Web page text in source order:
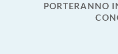
PORTERANNO